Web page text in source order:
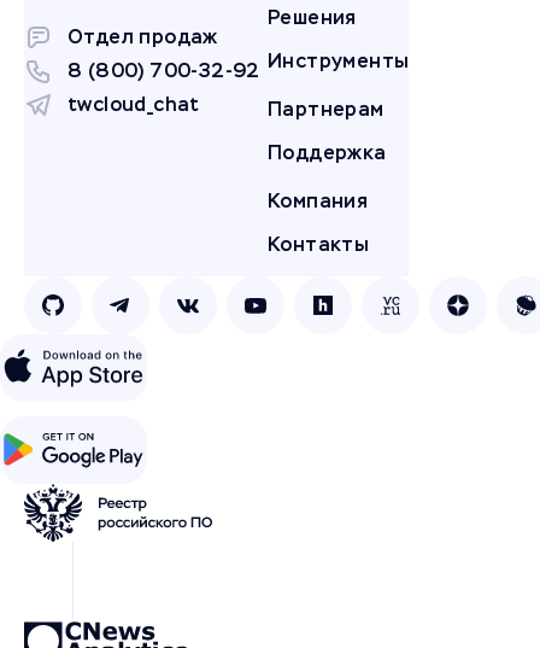
Отдел продаж
8 (800) 700-32-92
twcloud_chat
Решения
Инструменты
Партнерам
Поддержка
Компания
Контакты